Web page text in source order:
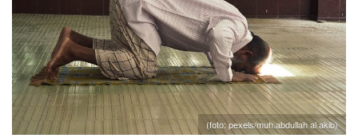
(foto: pexels/muh.abdullah al akib)